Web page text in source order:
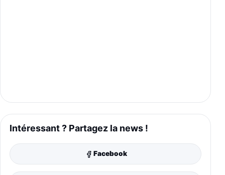
Intéressant ? Partagez la news !
Facebook